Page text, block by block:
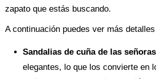
zapato que estás buscando.
A continuación puedes ver más
Sandalias de cuña de las señoras
elegantes, lo que los convierte en